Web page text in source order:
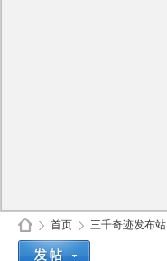
首页 三千奇迹发布站